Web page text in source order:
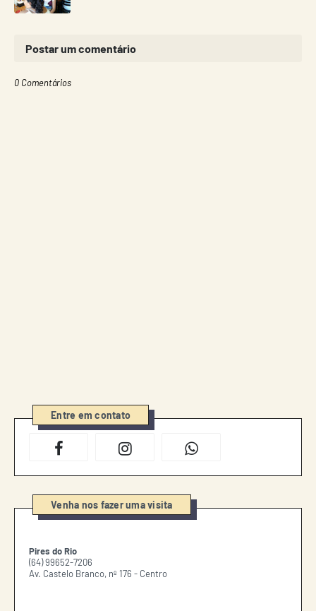
Postar um comentário
0 Comentários
Entre em contato
Venha nos fazer uma visita
Pires do Rio
(64) 99652-7206
Av. Castelo Branco, nº 176 - Centro